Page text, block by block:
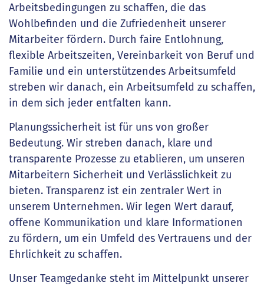
Arbeitsbedingungen zu schaffen, die das
Wohlbefinden und die Zufriedenheit unserer
Mitarbeiter fördern. Durch faire Entlohnung,
flexible Arbeitszeiten, Vereinbarkeit von Beruf und
Familie und ein unterstützendes Arbeitsumfeld
streben wir danach, ein Arbeitsumfeld zu schaffen,
in dem sich jeder entfalten kann.
Planungssicherheit ist für uns von großer
Bedeutung. Wir streben danach, klare und
transparente Prozesse zu etablieren, um unseren
Mitarbeitern Sicherheit und Verlässlichkeit zu
bieten. Transparenz ist ein zentraler Wert in
unserem Unternehmen. Wir legen Wert darauf,
offene Kommunikation und klare Informationen
zu fördern, um ein Umfeld des Vertrauens und der
Ehrlichkeit zu schaffen.
Unser Teamgedanke steht im Mittelpunkt unserer